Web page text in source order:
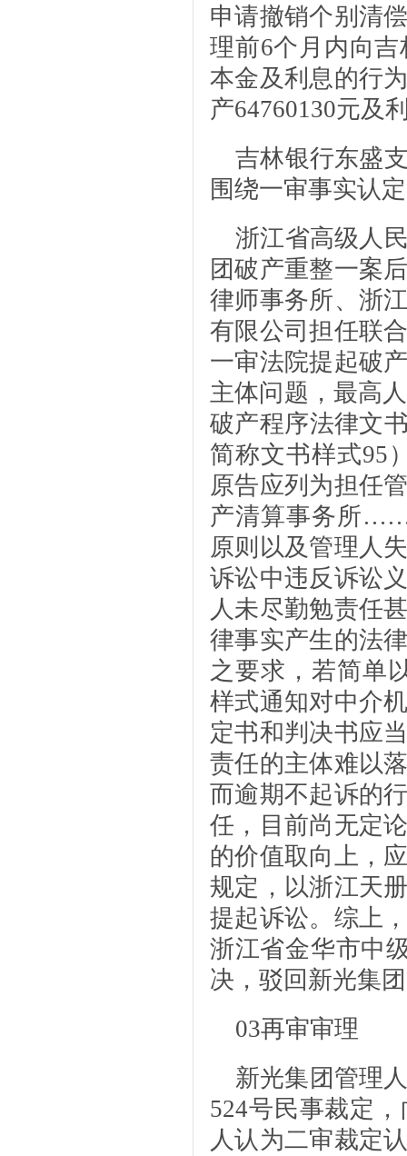
申请撤销个别清
理前6个月内向吉
本金及利息的行
产64760130元及
吉林银行东盛
围绕一审事实认
浙江省高级人
团破产重整一案
律师事务所、浙
有限公司担任联
一审法院提起破
主体问题，最高
破产程序法律文
简称文书样式95
原告应列为担任
产清算事务所
原则以及管理人
诉讼中违反诉讼
人未尽勤勉责任
律事实产生的法
之要求，若简单
样式通知对中介
定书和判决书应
责任的主体难以
而逾期不起诉的
任，目前尚无定
的价值取向上，
规定，以浙江天
提起诉讼。综上
浙江省金华市中
决，驳回新光集
03再审审理
新光集团管理
524号民事裁定
人认为二审裁定